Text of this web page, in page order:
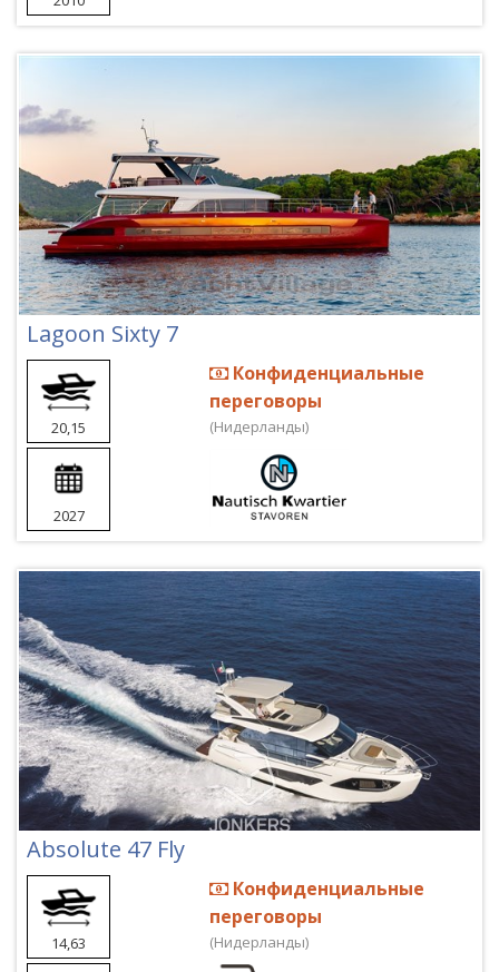
Lagoon Sixty 7
20,15
2027
Конфиденциальные
переговоры
(Нидерланды)
Absolute 47 Fly
14,63
Конфиденциальные
переговоры
(Нидерланды)